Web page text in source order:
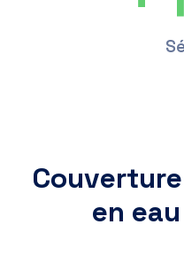
Couverture
en eau